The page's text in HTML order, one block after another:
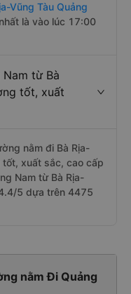
Vũng Tàu Quảng
là vào lúc 17:00
từ Bà
tốt, xuất
nằm đi Bà Rịa-
tốt, xuất sắc, cao cấp
Nam từ Bà Rịa-
5 dựa trên 4475
nằm Đi Quảng